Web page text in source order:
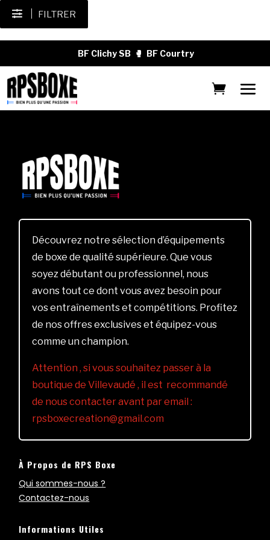
FILTRER
BF Clichy SB 🥊 BF Courtry
Découvrez notre sélection d’équipements
de boxe de qualité supérieure. Que vous
soyez débutant ou professionnel, nous
avons tout ce dont vous avez besoin pour
vos entraînements et compétitions. Profitez
de nos offres exclusives et équipez-vous
comme un champion.
Attention , si vous souhaitez passer à la
boutique de Villevaudé , il est recommandé
de nous contacter avant par email :
rpsboxecreation@gmail.com
À Propos de RPS Boxe
Qui sommes-nous ?
Contactez-nous
Informations Utiles